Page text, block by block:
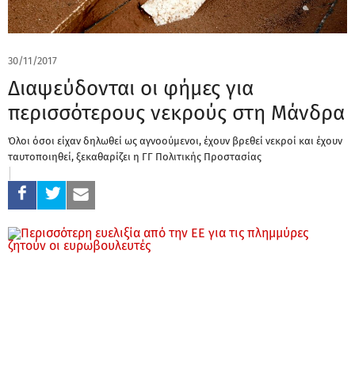
30/11/2017
Διαψεύδονται οι φήμες για
περισσότερους νεκρούς στη Μάνδρα
Όλοι όσοι είχαν δηλωθεί ως αγνοούμενοι, έχουν βρεθεί νεκροί και έχουν
ταυτοποιηθεί, ξεκαθαρίζει η ΓΓ Πολιτικής Προστασίας